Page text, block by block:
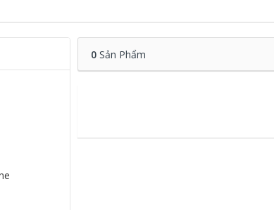
0Sản Phẩm